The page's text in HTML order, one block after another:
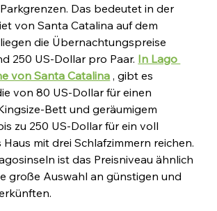
Das bedeutet in der
von Santa Catalina auf dem
die Übernachtungspreise
250 US-Dollar pro Paar. In Lago
von Santa Catalina , gibt es
von 80 US-Dollar für einen
Bett und geräumigem
zu 250 US-Dollar für ein voll
mit drei Schlafzimmern reichen.
ist das Preisniveau ähnlich
große Auswahl an günstigen und